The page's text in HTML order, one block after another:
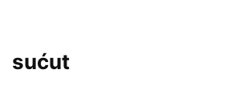
sućut